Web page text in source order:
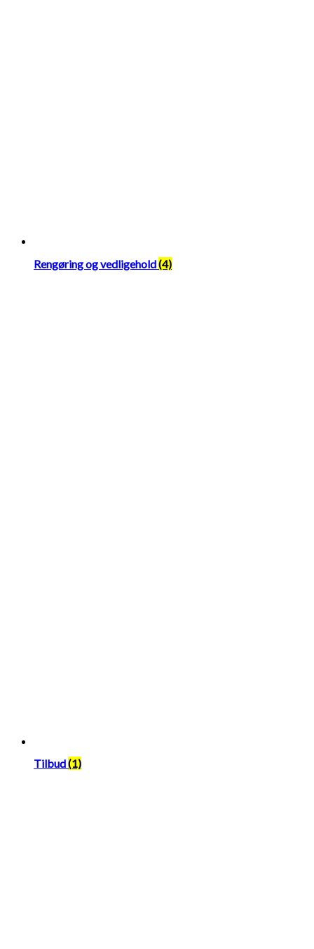
Rengøring og vedligehold(4)
Tilbud(1)